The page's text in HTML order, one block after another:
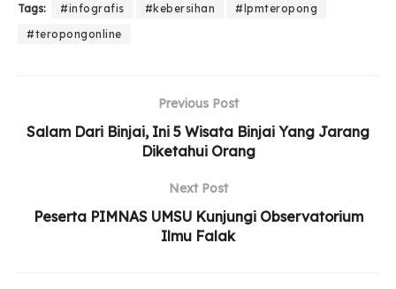
Tags: #infografis #kebersihan
#lpmteropong
#teropongonline
Previous Post
Salam Dari Binjai, Ini 5 Wisata Binjai Yang Jarang
Diketahui Orang
Next Post
Peserta PIMNAS UMSU Kunjungi Observatorium
Ilmu Falak